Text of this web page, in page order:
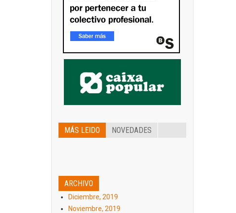
MÁS LEIDO NOVEDADES
ARCHIVO
Diciembre, 2019
Noviembre, 2019